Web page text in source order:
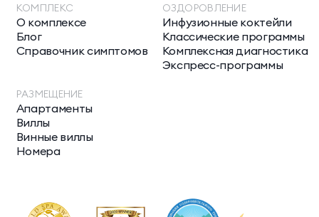
КОМПЛЕКС
О комплексе
Блог
Справочник симптомов
ОЗДОРОВЛЕНИЕ
Инфузионные коктейли
Классические программы
Комплексная диагностика
Экспресс-программы
РАЗМЕЩЕНИЕ
Апартаменты
Виллы
Винные виллы
Номера